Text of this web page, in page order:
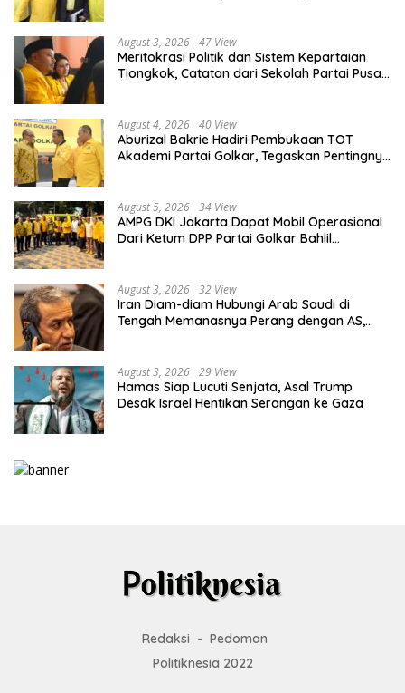
August 3, 2026 47 View
Meritokrasi Politik dan Sistem Kepartaian
Tiongkok, Catatan dari Sekolah Partai Pusat
August 4, 2026 40 View
Aburizal Bakrie Hadiri Pembukaan TOT
Akademi Partai Golkar, Tegaskan Pentingnya
August 5, 2026 34 View
AMPG DKI Jakarta Dapat Mobil Operasional
Dari Ketum DPP Partai Golkar Bahlil
August 3, 2026 32 View
Iran Diam-diam Hubungi Arab Saudi di
Tengah Memanasnya Perang dengan AS,
August 3, 2026 29 View
Hamas Siap Lucuti Senjata, Asal Trump
Desak Israel Hentikan Serangan ke Gaza
Redaksi
Pedoman
Politiknesia 2022